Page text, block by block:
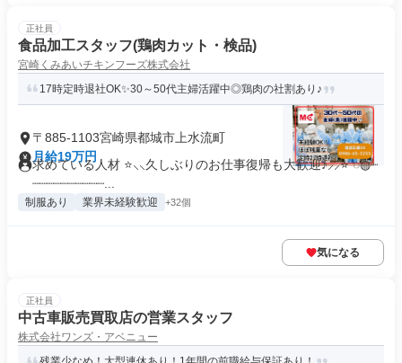
正社員
食品加工スタッフ(鶏肉カット・検品)
宮崎くみあいチキンフーズ株式会社
17時定時退社OK✨30～50代主婦活躍中◎鶏肉の社割あり♪
〒885-1103宮崎県都城市上水流町
月給19万円
求めている人材 ⭐⸜⸜久しぶりのお仕事復帰も大歓迎♪⸝⸝⭐ ◌◍┈
┈┈┈┈┈┈┈┈┈┈...
制服あり 業界未経験歓迎 +32個
気になる
正社員
中古車販売買取店の営業スタッフ
株式会社ワンズ・アベニュー